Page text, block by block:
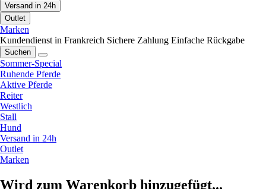
Versand in 24h
Outlet
Marken
Kundendienst in Frankreich Sichere Zahlung Einfache Rückgabe
Suchen
Sommer-Special
Ruhende Pferde
Aktive Pferde
Reiter
Westlich
Stall
Hund
Versand in 24h
Outlet
Marken
Wird zum Warenkorb hinzugefügt...